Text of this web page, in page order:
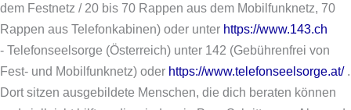
dem Festnetz / 20 bis 70 Rappen aus dem Mobilfunknetz, 70
Rappen aus Telefonkabinen) oder unter https://www.143.ch
- Telefonseelsorge (Österreich) unter 142 (Gebührenfrei von
Fest- und Mobilfunknetz) oder https://www.telefonseelsorge.at/.
Dort sitzen ausgebildete Menschen, die dich beraten können